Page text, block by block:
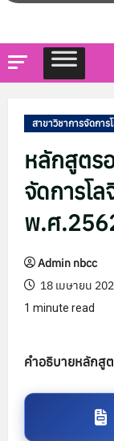
สาขาวิชาการจัดการ
หลักสูตร
จัดการโ
พ.ศ
Admin nbcc
18 เมษายน
1 minute read
คำอธิบายหลักสู